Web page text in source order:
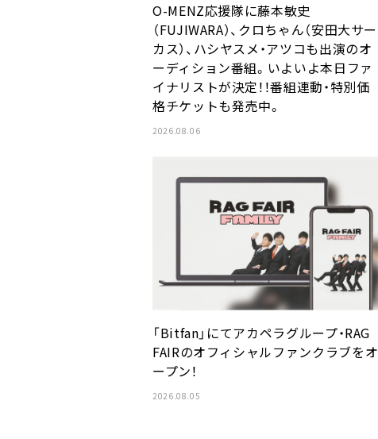
O-MENZ応援隊に藤本敏史
（FUJIWARA）、クロちゃん（安田大サー
カス）、ハシヤスメ・アツコも出演のオ
ーディション番組。いよいよ本日ファ
イナリストが決定！！番組連動・特別価
格チケットも発売中。
2026.08.06
「Bitfan」にてアカペラグループ・RAG
FAIRのオフィシャルファンクラブをオ
ープン！
2026.08.05